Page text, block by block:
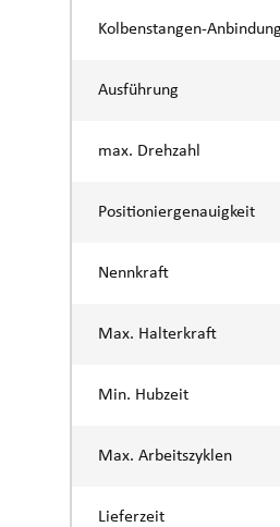
Kolbenstangen-Anbindung
Ausführung
max. Drehzahl
Positioniergenauigkeit
Nennkraft
Max. Halterkraft
Min. Hubzeit
Max. Arbeitszyklen
Lieferzeit